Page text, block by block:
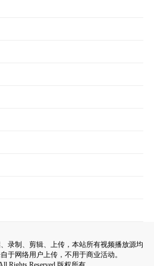
录制、剪辑、上传，本站所有视频播放源均
于网络用户上传，不用于商业活动。